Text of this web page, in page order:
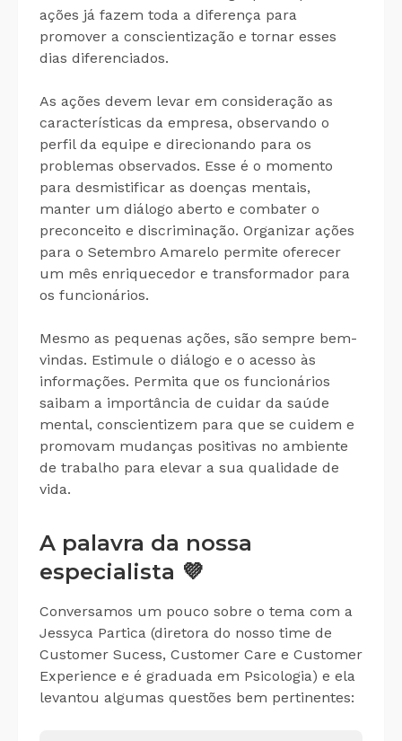
ações já fazem toda a diferença para
promover a conscientização e tornar esses
dias diferenciados.
As ações devem levar em consideração as
características da empresa, observando o
perfil da equipe e direcionando para os
problemas observados. Esse é o momento
para desmistificar as doenças mentais,
manter um diálogo aberto e combater o
preconceito e discriminação. Organizar ações
para o Setembro Amarelo permite oferecer
um mês enriquecedor e transformador para
os funcionários.
Mesmo as pequenas ações, são sempre bem-
vindas. Estimule o diálogo e o acesso às
informações. Permita que os funcionários
saibam a importância de cuidar da saúde
mental, conscientizem para que se cuidem e
promovam mudanças positivas no ambiente
de trabalho para elevar a sua qualidade de
vida.
A palavra da nossa
especialista 💜
Conversamos um pouco sobre o tema com a
Jessyca Partica (diretora do nosso time de
Customer Sucess, Customer Care e Customer
Experience e é graduada em Psicologia) e ela
levantou algumas questões bem pertinentes: